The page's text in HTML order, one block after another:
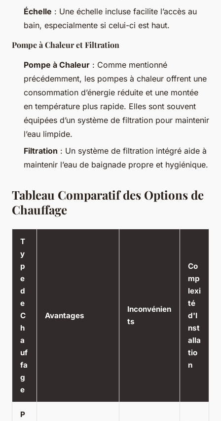
Échelle : Une échelle incluse facilite l’accès au
bain, especialmente si celui-ci est haut.
Pompe à Chaleur et Filtration
Pompe à Chaleur : Comme mentionné
précédemment, les pompes à chaleur offrent une
consommation d’énergie réduite et une montée
en température plus rapide. Elles sont souvent
équipées d’un système de filtration pour maintenir
l’eau limpide.
Filtration : Un système de filtration intégré aide à
maintenir l’eau de baignade propre et hygiénique.
Tableau Comparatif des Options de
Chauffage
T
y
p
e
d
e
C
h
a
uf
fa
g
e
Avantages
Inconvénien
ts
Co
mp
lexi
té
d'I
nst
alla
tio
n
P